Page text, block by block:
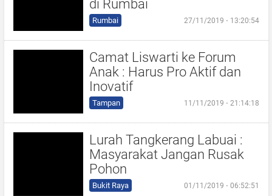
di Rumbai
Rumbai 27/11/2019 ⋅ 13:20:54
Camat Liswarti ke Forum
Anak : Harus Pro Aktif dan
Inovatif
Tampan 11/11/2019 ⋅ 21:14:18
Lurah Tangkerang Labuai :
Masyarakat Jangan Rusak
Pohon
Bukit Raya 01/11/2019 ⋅ 06:52:51